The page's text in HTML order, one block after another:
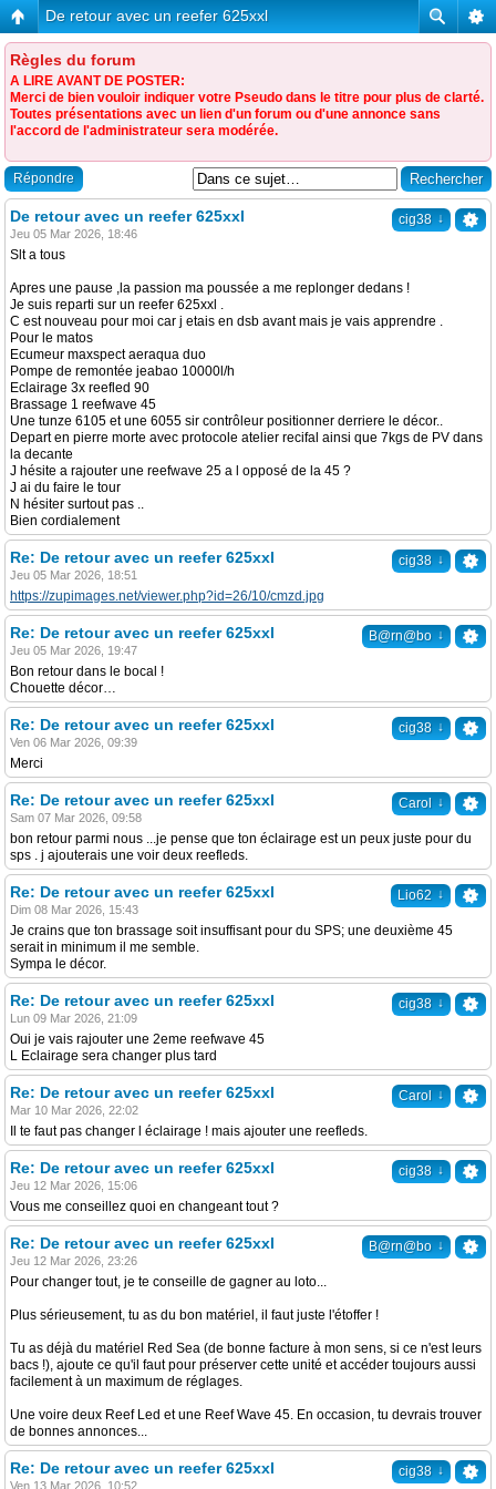
De retour avec un reefer 625xxl
Règles du forum
A LIRE AVANT DE POSTER:
Merci de bien vouloir indiquer votre Pseudo dans le titre pour plus de clarté.
Toutes présentations avec un lien d'un forum ou d'une annonce sans
l'accord de l'administrateur sera modérée.
Répondre
cig38 ↓
De retour avec un reefer 625xxl
Jeu 05 Mar 2026, 18:46
Slt a tous
Apres une pause ,la passion ma poussée a me replonger dedans !
Je suis reparti sur un reefer 625xxl .
C est nouveau pour moi car j etais en dsb avant mais je vais apprendre .
Pour le matos
Ecumeur maxspect aeraqua duo
Pompe de remontée jeabao 10000l/h
Eclairage 3x reefled 90
Brassage 1 reefwave 45
Une tunze 6105 et une 6055 sir contrôleur positionner derriere le décor..
Depart en pierre morte avec protocole atelier recifal ainsi que 7kgs de PV dans
la decante
J hésite a rajouter une reefwave 25 a l opposé de la 45 ?
J ai du faire le tour
N hésiter surtout pas ..
Bien cordialement
cig38 ↓
Re: De retour avec un reefer 625xxl
Jeu 05 Mar 2026, 18:51
https://zupimages.net/viewer.php?id=26/10/cmzd.jpg
B@rn@bo ↓
Re: De retour avec un reefer 625xxl
Jeu 05 Mar 2026, 19:47
Bon retour dans le bocal !
Chouette décor…
cig38 ↓
Re: De retour avec un reefer 625xxl
Ven 06 Mar 2026, 09:39
Merci
Carol ↓
Re: De retour avec un reefer 625xxl
Sam 07 Mar 2026, 09:58
bon retour parmi nous ...je pense que ton éclairage est un peux juste pour du
sps . j ajouterais une voir deux reefleds.
Lio62 ↓
Re: De retour avec un reefer 625xxl
Dim 08 Mar 2026, 15:43
Je crains que ton brassage soit insuffisant pour du SPS; une deuxième 45
serait in minimum il me semble.
Sympa le décor.
cig38 ↓
Re: De retour avec un reefer 625xxl
Lun 09 Mar 2026, 21:09
Oui je vais rajouter une 2eme reefwave 45
L Eclairage sera changer plus tard
Carol ↓
Re: De retour avec un reefer 625xxl
Mar 10 Mar 2026, 22:02
Il te faut pas changer l éclairage ! mais ajouter une reefleds.
cig38 ↓
Re: De retour avec un reefer 625xxl
Jeu 12 Mar 2026, 15:06
Vous me conseillez quoi en changeant tout ?
B@rn@bo ↓
Re: De retour avec un reefer 625xxl
Jeu 12 Mar 2026, 23:26
Pour changer tout, je te conseille de gagner au loto...
Plus sérieusement, tu as du bon matériel, il faut juste l'étoffer !
Tu as déjà du matériel Red Sea (de bonne facture à mon sens, si ce n'est leurs
bacs !), ajoute ce qu'il faut pour préserver cette unité et accéder toujours aussi
facilement à un maximum de réglages.
Une voire deux Reef Led et une Reef Wave 45. En occasion, tu devrais trouver
de bonnes annonces...
cig38 ↓
Re: De retour avec un reefer 625xxl
Ven 13 Mar 2026, 10:52